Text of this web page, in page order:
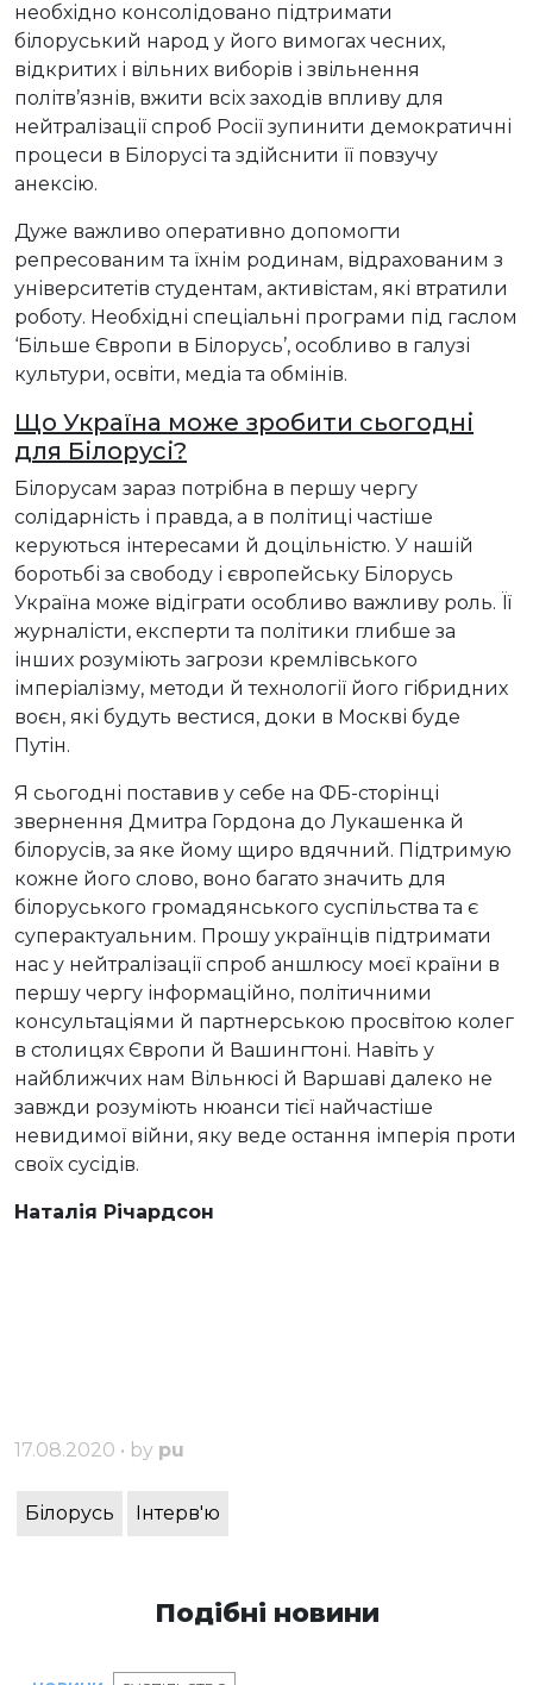
необхідно консолідовано підтримати
білоруський народ у його вимогах чесних,
відкритих і вільних виборів і звільнення
політв’язнів, вжити всіх заходів впливу для
нейтралізації спроб Росії зупинити демократичні
процеси в Білорусі та здійснити її повзучу
анексію.
Дуже важливо оперативно допомогти
репресованим та їхнім родинам, відрахованим з
університетів студентам, активістам, які втратили
роботу. Необхідні спеціальні програми під гаслом
‘Більше Європи в Білорусь’, особливо в галузі
культури, освіти, медіа та обмінів.
Що Україна може зробити сьогодні
для Білорусі?
Білорусам зараз потрібна в першу чергу
солідарність і правда, а в політиці частіше
керуються інтересами й доцільністю. У нашій
боротьбі за свободу і європейську Білорусь
Україна може відіграти особливо важливу роль. Її
журналісти, експерти та політики глибше за
інших розуміють загрози кремлівського
імперіалізму, методи й технології його гібридних
воєн, які будуть вестися, доки в Москві буде
Путін.
Я сьогодні поставив у себе на ФБ-сторінці
звернення Дмитра Гордона до Лукашенка й
білорусів, за яке йому щиро вдячний. Підтримую
кожне його слово, воно багато значить для
білоруського громадянського суспільства та є
суперактуальним. Прошу українців підтримати
нас у нейтралізації спроб аншлюсу моєї країни в
першу чергу інформаційно, політичними
консультаціями й партнерською просвітою колег
в столицях Європи й Вашингтоні. Навіть у
найближчих нам Вільнюсі й Варшаві далеко не
завжди розуміють нюанси тієї найчастіше
невидимої війни, яку веде остання імперія проти
своїх сусідів.
Наталія Річардсон
17.08.2020 • by pu
Білорусь Інтерв'ю
Подібні новини